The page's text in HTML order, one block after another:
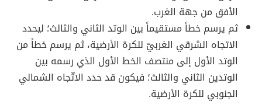
الأفق من جهة الغرب.
ثم يرسم خطاً مستقيماً بين الوتد الثاني والثالث؛ ليحدد
الاتجاه الشرقي الغربيّ للكرة الأرضية، ثم يرسم خطاً من
الوتد الأول إلى منتصف الخط الأول الذي رسمه بين
الوتدين الثاني والثالث؛ فيكون قد حدد الاتّجاه الشمالي
الجنوبي للكرة الأرضية.